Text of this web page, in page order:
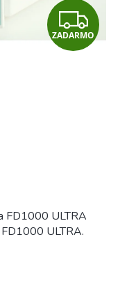
Z
A
ZADARMO
FD1000 ULTRA
ULTRA.